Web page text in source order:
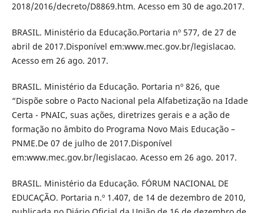
2018/2016/decreto/D8869.htm. Acesso em 30 de ago.2017.
BRASIL. Ministério da Educação.Portaria nº 577, de 27 de
abril de 2017.Disponível em:www.mec.gov.br/legislacao.
Acesso em 26 ago. 2017.
BRASIL. Ministério da Educação. Portaria nº 826, que
“Dispõe sobre o Pacto Nacional pela Alfabetização na Idade
Certa - PNAIC, suas ações, diretrizes gerais e a ação de
formação no âmbito do Programa Novo Mais Educação –
PNME.De 07 de julho de 2017.Disponível
em:www.mec.gov.br/legislacao. Acesso em 26 ago. 2017.
BRASIL. Ministério da Educação. FÓRUM NACIONAL DE
EDUCAÇÃO. Portaria n.º 1.407, de 14 de dezembro de 2010,